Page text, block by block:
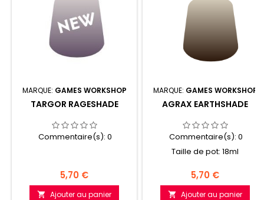
MARQUE: GAMES WORKSHOP
TARGOR RAGESHADE
Commentaire(s): 0
Prix
5,70 €
 Ajouter au panier
MARQUE: GAMES WORKSHOP
AGRAX EARTHSHADE
Commentaire(s): 0
Taille de pot: 18ml
Prix
5,70 €
 Ajouter au panier